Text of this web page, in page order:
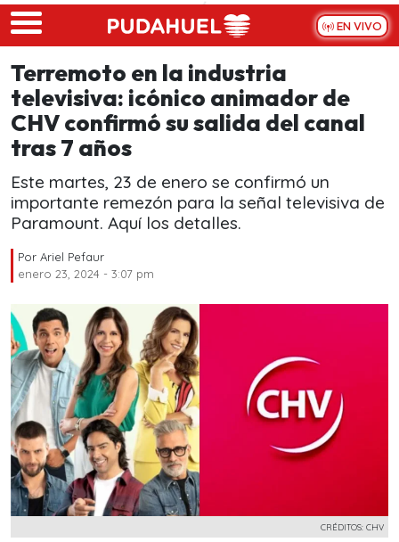
Skip to main content
EN VIVO
Terremoto en la industria
televisiva: icónico animador de
CHV confirmó su salida del canal
tras 7 años
Este martes, 23 de enero se confirmó un
importante remezón para la señal televisiva de
Paramount. Aquí los detalles.
Por Ariel Pefaur
enero 23, 2024 - 3:07 pm
CRÉDITOS: CHV